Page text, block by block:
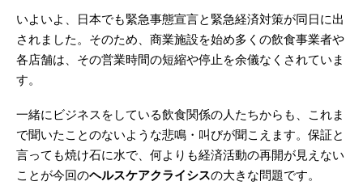
いよいよ、日本でも緊急事態宣言と緊急経済対策が同日に出
されました。そのため、商業施設を始め多くの飲食事業者や
各店舗は、その営業時間の短縮や停止を余儀なくされていま
す。
一緒にビジネスをしている飲食関係の人たちからも、これま
で聞いたことのないような悲鳴・叫びが聞こえます。保証と
言っても焼け石に水で、何よりも経済活動の再開が見えない
ことが今回のヘルスケアクライシスの大きな問題です。